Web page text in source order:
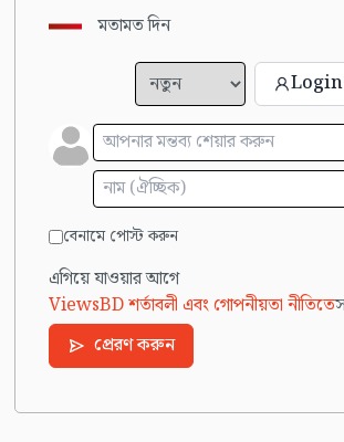
মতামত দিন
Login
বেনামে পোস্ট করুন
এগিয়ে যাওয়ার আগে
ViewsBD শর্তাবলী এবং গোপনীয়তা নীতিতে
প্রেরণ করুন